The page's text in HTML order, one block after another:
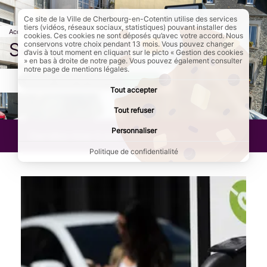
Accueil Au quotidien Mobilités Page active :
Se déplacer en voiture
Se déplacer en voiture
Dernière mise à jour :11/01/2024
Ce site de la Ville de Cherbourg-en-Cotentin utilise des services
tiers (vidéos, réseaux sociaux, statistiques) pouvant installer des
cookies. Ces cookies ne sont déposés qu’avec votre accord. Nous
conservons votre choix pendant 13 mois. Vous pouvez changer
d’avis à tout moment en cliquant sur le picto « Gestion des cookies
» en bas à droite de notre page. Vous pouvez également consulter
notre page de mentions légales.
Tout accepter
Tout refuser
Personnaliser
Politique de confidentialité